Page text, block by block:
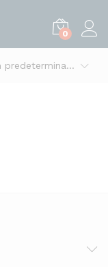
0
Orden predeterminado